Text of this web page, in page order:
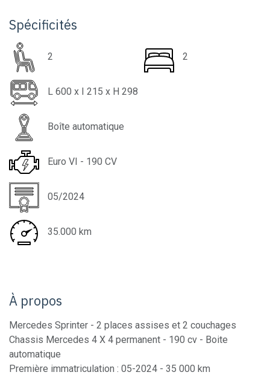
Spécificités
2 2
L 600 x I 215 x H 298
Boîte automatique
Euro VI - 190 CV
05/2024
35.000 km
À propos
Mercedes Sprinter - 2 places assises et 2 couchages
Chassis Mercedes 4 X 4 permanent - 190 cv - Boite
automatique
Première immatriculation : 05-2024 - 35 000 km